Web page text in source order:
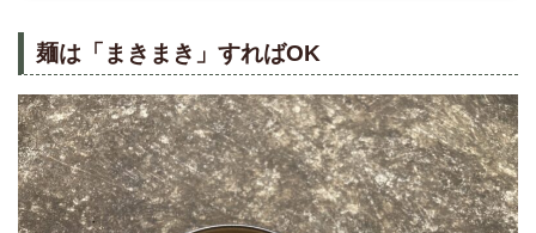
麺は「まきまき」すればOK